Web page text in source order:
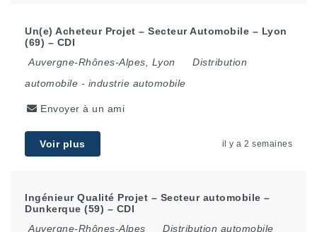
Un(e) Acheteur Projet – Secteur Automobile – Lyon
(69) – CDI
Auvergne-Rhônes-Alpes
Lyon
Distribution
automobile - industrie automobile
Envoyer à un ami
Voir plus il y a 2 semaines
Ingénieur Qualité Projet – Secteur automobile –
Dunkerque (59) – CDI
Auvergne-Rhônes-Alpes
Distribution automobile